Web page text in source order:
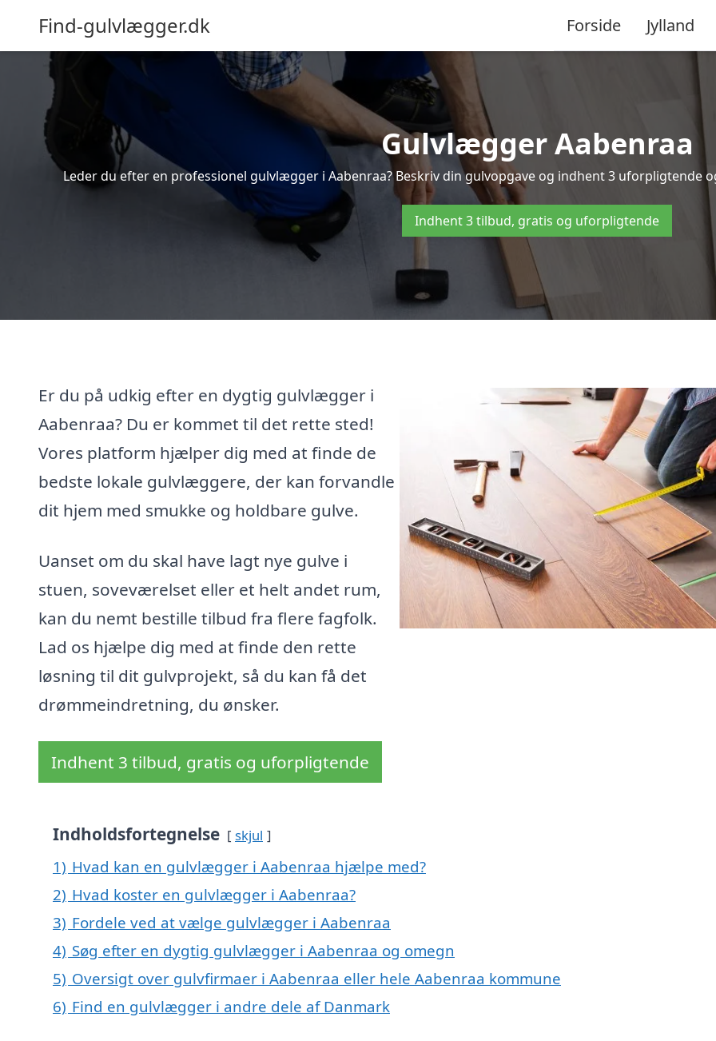
Find-gulvlægger.dk Forside Jylland
Gulvlægger Aabenraa
Leder du efter en professionel gulvlægger i Aabenraa? Beskriv din gulvopgave og indhent 3 uforpligtende
Indhent 3 tilbud, gratis og uforpligtende
Er du på udkig efter en dygtig gulvlægger i
Aabenraa? Du er kommet til det rette sted!
Vores platform hjælper dig med at finde de
bedste lokale gulvlæggere, der kan forvandle
dit hjem med smukke og holdbare gulve.
Uanset om du skal have lagt nye gulve i
stuen, soveværelset eller et helt andet rum,
kan du nemt bestille tilbud fra flere fagfolk.
Lad os hjælpe dig med at finde den rette
løsning til dit gulvprojekt, så du kan få det
drømmeindretning, du ønsker.
Indhent 3 tilbud, gratis og uforpligtende
Indholdsfortegnelse skjul
1) Hvad kan en gulvlægger i Aabenraa hjælpe med?
2) Hvad koster en gulvlægger i Aabenraa?
3) Fordele ved at vælge gulvlægger i Aabenraa
4) Søg efter en dygtig gulvlægger i Aabenraa og omegn
5) Oversigt over gulvfirmaer i Aabenraa eller hele Aabenraa kommune
6) Find en gulvlægger i andre dele af Danmark